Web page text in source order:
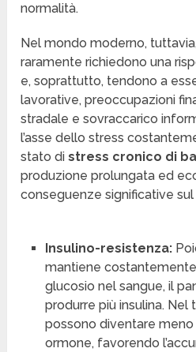
normalità.
Nel mondo moderno,
raramente richiedono una
e, soprattutto, tendono a
lavorative, preoccupazioni
stradale e sovraccarico
l’asse dello stress
stato distress cronico di
produzione prolungata ed
conseguenze significative
Insulino-resistenza:
mantiene
glucosio nel sangue, il
produrre più insulina. Nel
possono diventare meno
ormone, favorendo